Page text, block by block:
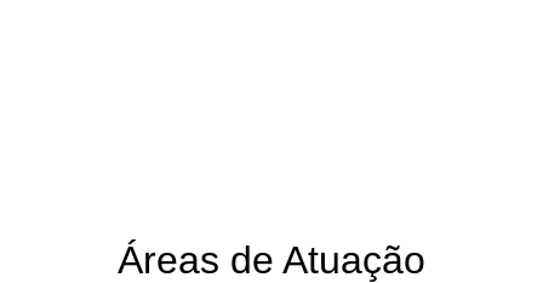
Áreas de Atuação